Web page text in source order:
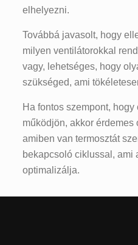
elhelyezni.
Továbbá javasolt, hogy
milyen ventilátorokkal
vagy, lehetséges, hogy
szükséged, ami
Ha fontos szempont,
működjön, akkor érdemes
amiben van termosztát
bekapcsoló ciklussal, ami
optimalizálja.